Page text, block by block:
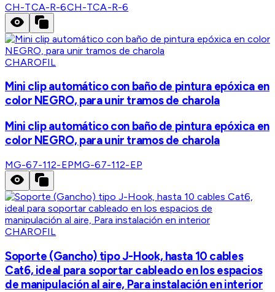
CH-TCA-R-6CH-TCA-R-6
CHAROFIL
Mini clip automático con baño de pintura epóxica en
color NEGRO, para unir tramos de charola
Mini clip automático con baño de pintura epóxica en
color NEGRO, para unir tramos de charola
MG-67-112-EPMG-67-112-EP
CHAROFIL
Soporte (Gancho) tipo J-Hook, hasta 10 cables
Cat6, ideal para soportar cableado en los espacios
de manipulación al aire, Para instalación en interior